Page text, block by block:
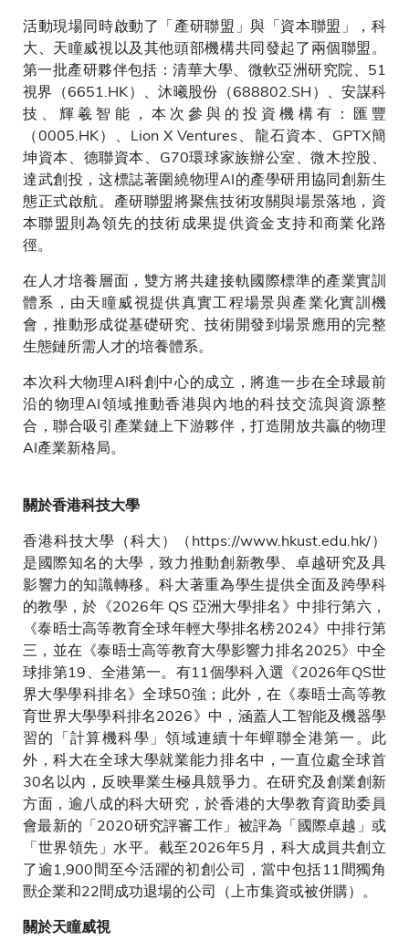
活動現場同時啟動了「產研聯盟」與「資本聯盟」，科
大、天瞳威視以及其他頭部機構共同發起了兩個聯盟。
第一批產研夥伴包括：清華大學、微軟亞洲研究院、51
視界（6651.HK）、沐曦股份（688802.SH）、安謀科
技、輝羲智能，本次參與的投資機構有：匯豐
（0005.HK）、Lion X Ventures、龍石資本、GPTX簡
坤資本、德聯資本、G70環球家族辦公室、微木控股、
達武創投，这標誌著圍繞物理AI的產學研用協同創新生
態正式啟航。產研聯盟將聚焦技術攻關與場景落地，資
本聯盟則為領先的技術成果提供資金支持和商業化路
徑。
在人才培養層面，雙方將共建接軌國際標準的產業實訓
體系，由天瞳威視提供真實工程場景與產業化實訓機
會，推動形成從基礎研究、技術開發到場景應用的完整
生態鏈所需人才的培養體系。
本次科大物理AI科創中心的成立，將進一步在全球最前
沿的物理AI領域推動香港與內地的科技交流與資源整
合，聯合吸引產業鏈上下游夥伴，打造開放共贏的物理
AI產業新格局。
關於香港科技大學
香港科技大學（科大）（https://www.hkust.edu.hk/）
是國際知名的大學，致力推動創新教學、卓越研究及具
影響力的知識轉移。科大著重為學生提供全面及跨學科
的教學，於《2026年 QS 亞洲大學排名》中排行第六，
《泰晤士高等教育全球年輕大學排名榜2024》中排行第
三，並在《泰晤士高等教育大學影響力排名2025》中全
球排第19、全港第一。有11個學科入選《2026年QS世
界大學學科排名》全球50強；此外，在《泰晤士高等教
育世界大學學科排名2026》中，涵蓋人工智能及機器學
習的「計算機科學」領域連續十年蟬聯全港第一。此
外，科大在全球大學就業能力排名中，一直位處全球首
30名以內，反映畢業生極具競爭力。在研究及創業創新
方面，逾八成的科大研究，於香港的大學教育資助委員
會最新的「2020研究評審工作」被評為「國際卓越」或
「世界領先」水平。截至2026年5月，科大成員共創立
了逾1,900間至今活躍的初創公司，當中包括11間獨角
獸企業和22間成功退場的公司（上市集資或被併購）。
關於天瞳威視